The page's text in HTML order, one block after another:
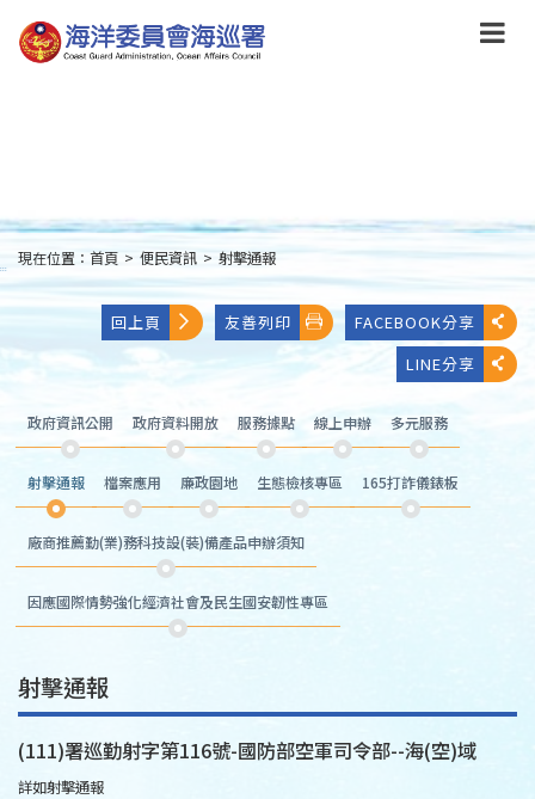
到
主
:::
現在位置： 首頁 > 便民資訊 > 射擊通報
回上頁 友善列印
FACEBOOK分享
LINE分享
政府資訊公開 政府資料開放 服務據點 線上申辦 多元服務
射擊通報 檔案應用 廉政園地 生態檢核專區 165打詐儀錶板
廠商推薦勤(業)務科技設(裝)備產品申辦須知
因應國際情勢強化經濟社會及民生國安韌性專區
射擊通報
(111)署巡勤射字第116號-國防部空軍司令部--海(空)域
詳如射擊通報